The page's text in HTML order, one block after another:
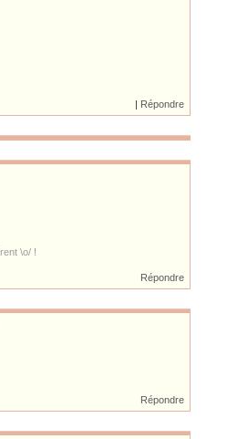
| Répondre
\o/ !
Répondre
Répondre